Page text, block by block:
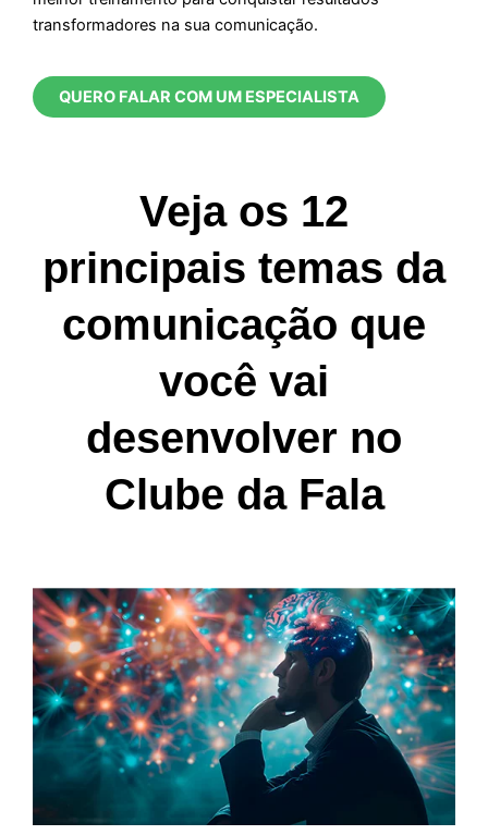
transformadores na sua comunicação.
QUERO FALAR COM UM ESPECIALISTA
Veja os 12
principais temas da
comunicação que
você vai
desenvolver no
Clube da Fala